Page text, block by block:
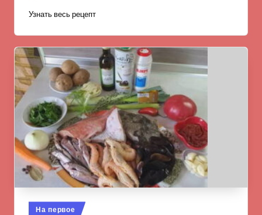
Узнать весь рецепт
Опубликовано
На первое